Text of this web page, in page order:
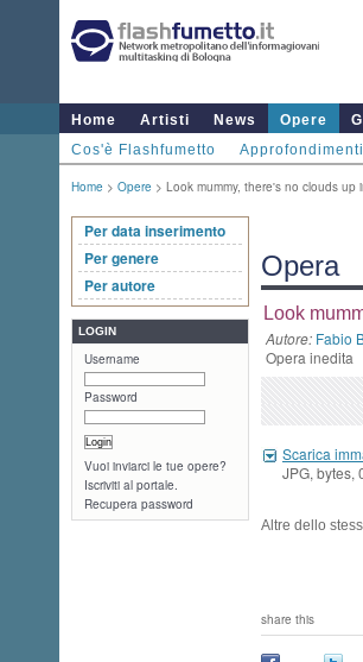
Home Artisti News Opere
Cos'è Flashfumetto
Approfondimenti
Home > Opere > Look mummy, there's no clouds up
Per data inserimento
Per genere
Per autore
LOGIN
Username
Password
Vuoi inviarci le tue opere?
Iscriviti al portale.
Recupera password
Opera
Look
Autore: Fabio
Opera inedita
Scarica
JPG, bytes,
Altre dello
share this